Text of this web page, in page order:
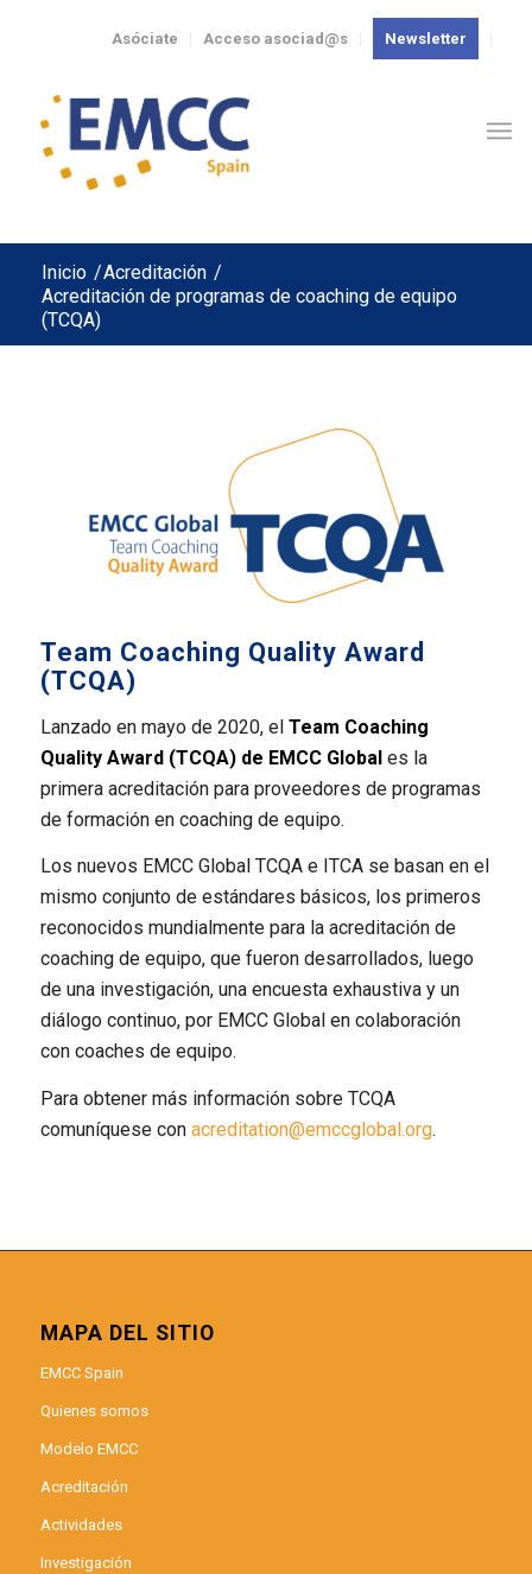
Newsletter
Acceso asociad@s
Asóciate
Inicio /Acreditación /
Acreditación de programas de coaching de equipo
(TCQA)
Team Coaching Quality Award
(TCQA)
Lanzado en mayo de 2020, el Team Coaching
Quality Award (TCQA) de EMCC Globales la
primera acreditación para proveedores de programas
de formación en coaching de equipo.
Los nuevos EMCC Global TCQA e ITCA se basan en el
mismo conjunto de estándares básicos, los primeros
reconocidos mundialmente para la acreditación de
coaching de equipo, que fueron desarrollados, luego
de una investigación, una encuesta exhaustiva y un
diálogo continuo, por EMCC Global en colaboración
con coaches de equipo.
Para obtener más información sobre TCQA
comuníquese con acreditation@emccglobal.org.
MAPA DEL SITIO
EMCC Spain
Quienes somos
Modelo EMCC
Acreditación
Actividades
Investigación